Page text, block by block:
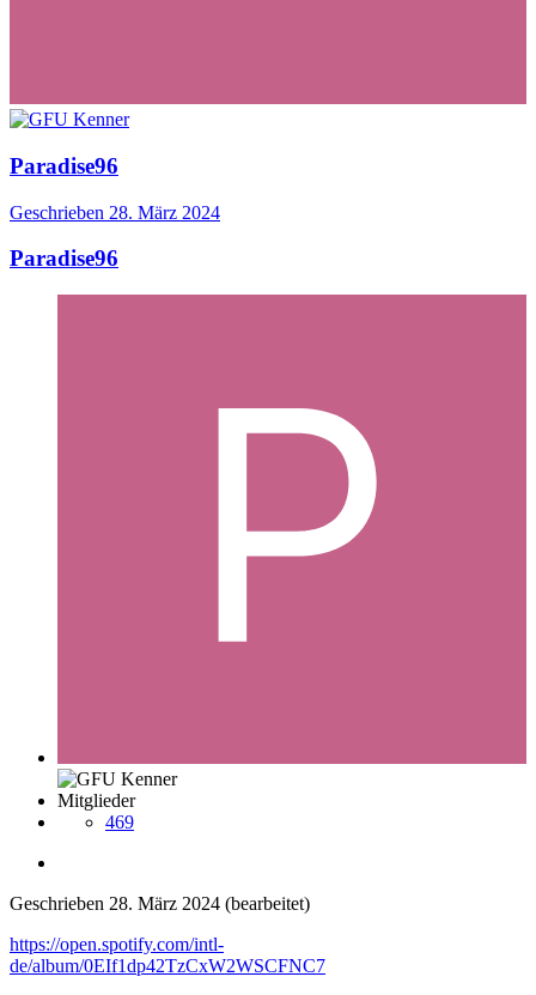
Paradise96
Geschrieben 28. März 2024
Paradise96
Mitglieder
469
Geschrieben 28. März 2024 (bearbeitet)
https://open.spotify.com/intl-
de/album/0EIf1dp42TzCxW2WSCFNC7